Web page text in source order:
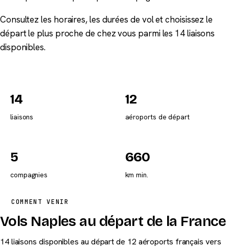
Consultez les horaires, les durées de vol et choisissez le
départ le plus proche de chez vous parmi les 14 liaisons
disponibles.
14
liaisons
12
aéroports de départ
5
compagnies
660
km min.
COMMENT VENIR
Vols Naples au départ de la France
14 liaisons disponibles au départ de 12 aéroports français vers